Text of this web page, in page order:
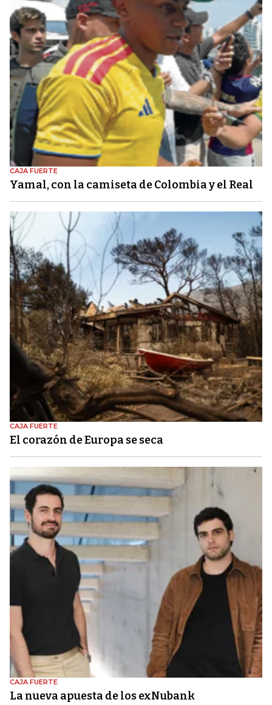
CAJA FUERTE
Yamal, con la camiseta de Colombia y el Real
CAJA FUERTE
El corazón de Europa se seca
CAJA FUERTE
La nueva apuesta de los exNubank